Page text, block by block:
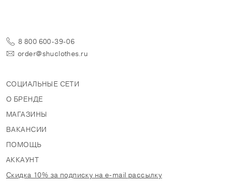
8 800 600-39-06
order@shuclothes.ru
СОЦИАЛЬНЫЕ СЕТИ
О БРЕНДЕ
МАГАЗИНЫ
ВАКАНСИИ
ПОМОЩЬ
АККАУНТ
Скидка 10% за подписку на e-mail рассылку